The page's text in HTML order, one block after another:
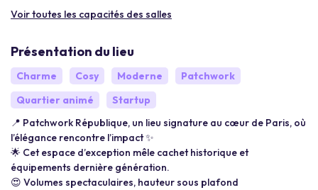
Voir toutes les capacités des salles
Présentation du lieu
Charme Cosy Moderne
Patchwork
Quartier animé
Startup
📍 Patchwork République, un lieu signature au cœur de Paris, où
l’élégance rencontre l’impact ✨
🌟 Cet espace d’exception mêle cachet historique et
équipements dernière génération.
😍 Volumes spectaculaires, hauteur sous plafond